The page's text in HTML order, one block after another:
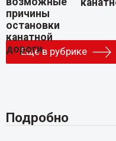
Еще в рубрике
Подробно